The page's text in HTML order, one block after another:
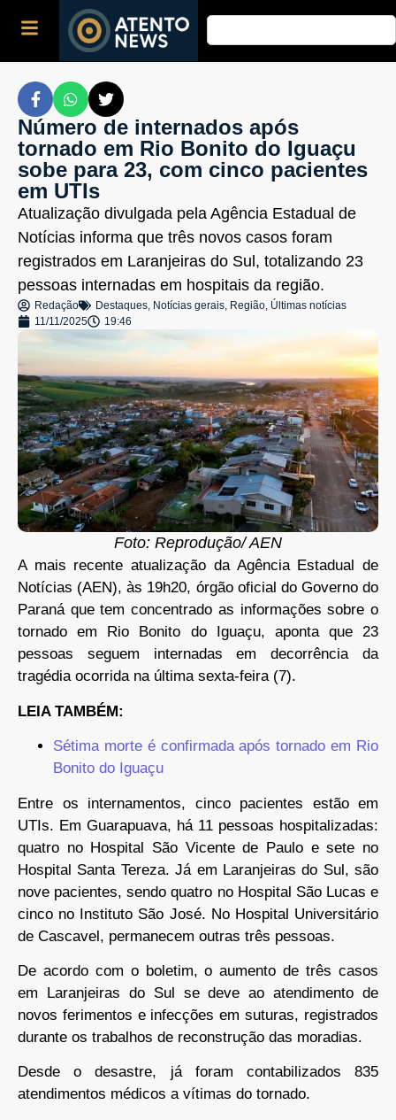
Número de internados após
tornado em Rio Bonito do Iguaçu
sobe para 23, com cinco pacientes
em UTIs
Atualização divulgada pela Agência Estadual de
Notícias informa que três novos casos foram
registrados em Laranjeiras do Sul, totalizando 23
pessoas internadas em hospitais da região.
Redação Destaques, Notícias gerais, Região, Últimas notícias
11/11/2025
19:46
Foto: Reprodução/ AEN
A mais recente atualização da Agência Estadual de
Notícias (AEN), às 19h20, órgão oficial do Governo do
Paraná que tem concentrado as informações sobre o
tornado em Rio Bonito do Iguaçu, aponta que 23
pessoas seguem internadas em decorrência da
tragédia ocorrida na última sexta-feira (7).
LEIA TAMBÉM:
Sétima morte é confirmada após tornado em Rio
Bonito do Iguaçu
Entre os internamentos, cinco pacientes estão em
UTIs. Em Guarapuava, há 11 pessoas hospitalizadas:
quatro no Hospital São Vicente de Paulo e sete no
Hospital Santa Tereza. Já em Laranjeiras do Sul, são
nove pacientes, sendo quatro no Hospital São Lucas e
cinco no Instituto São José. No Hospital Universitário
de Cascavel, permanecem outras três pessoas.
De acordo com o boletim, o aumento de três casos
em Laranjeiras do Sul se deve ao atendimento de
novos ferimentos e infecções em suturas, registrados
durante os trabalhos de reconstrução das moradias.
Desde o desastre, já foram contabilizados 835
atendimentos médicos a vítimas do tornado.